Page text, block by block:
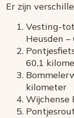
Er zijn
Vesting-
Heusden
60,1
kilometer
Wijchense